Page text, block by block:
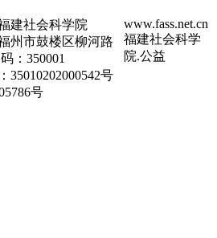
建社会科学院
州市鼓楼区柳河路
：350001
35010202000542号
号
www.fass.net.cn
福建社会科学
院.公益